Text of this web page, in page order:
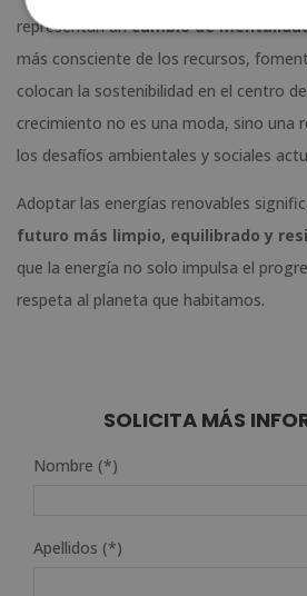
representan uncambio de
más consciente de los recursos,
colocan la sostenibilidad en el centro
crecimiento no es una moda, sino una
los desafíos ambientales y sociales
Adoptar las energías renovables
futuro más limpio, equilibrado y
que la energía no solo impulsa el
respeta al planeta que habitamos.
SOLICITA MÁS
Nombre (*)
Apellidos (*)